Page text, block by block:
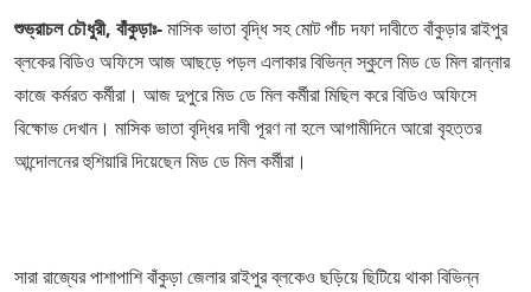
শুভ্রাচল চৌধুরী, বাঁকুড়াঃ-মাসিক ভাতা বৃদ্ধি সহ মোট পাঁচ দফা দাবীতে বাঁকুড়ার রাইপুর
ব্লকের বিডিও অফিসে আজ আছড়ে পড়ল এলাকার বিভিন্ন স্কুলে মিড ডে মিল রান্নার
কাজে কর্মরত কর্মীরা। আজ দুপুরে মিড ডে মিল কর্মীরা মিছিল করে বিডিও অফিসে
বিক্ষোভ দেখান। মাসিক ভাতা বৃদ্ধির দাবী পূরণ না হলে আগামীদিনে আরো বৃহত্তর
আন্দোলনের হুশিয়ারি দিয়েছেন মিড ডে মিল কর্মীরা।
সারা রাজ্যের পাশাপাশি বাঁকুড়া জেলার রাইপুর ব্লকেও ছড়িয়ে ছিটিয়ে থাকা বিভিন্ন